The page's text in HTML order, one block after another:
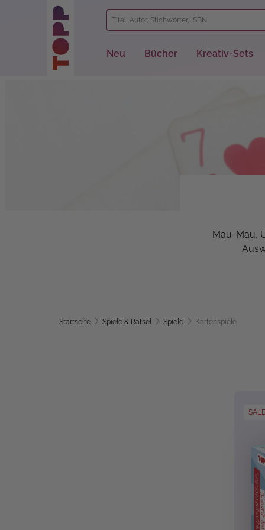
Zur Hauptnavigation springen
Neu Bücher Kreativ-Sets
Mau-Mau,
Startseite Spiele & Rätsel Spiele Kartenspiele
SALE